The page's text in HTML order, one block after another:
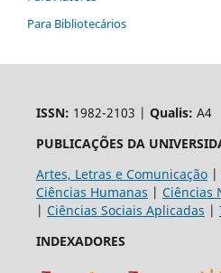
Para Bibliotecários
ISSN: 1982-2103 | Qualis: A4
PUBLICAÇÕES DA
Artes, Letras e Comunicação|
Ciências Humanas | Ciências
| Ciências Sociais Aplicadas |
INDEXADORES